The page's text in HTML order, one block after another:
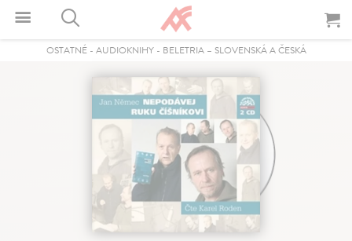
OSTATNÉ- AUDIOKNIHY- BELETRIA – SLOVENSKÁ A ČESKÁ